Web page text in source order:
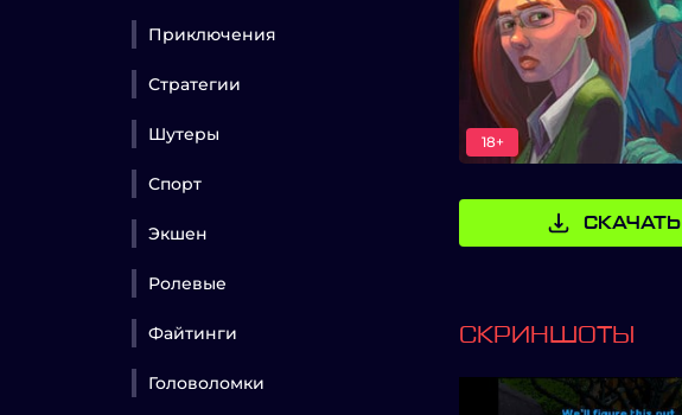
Приключения
Стратегии
Шутеры
Спорт
Экшен
Ролевые
Файтинги
Головоломки
18+
СКАЧАТЬ
СКРИНШОТЫ